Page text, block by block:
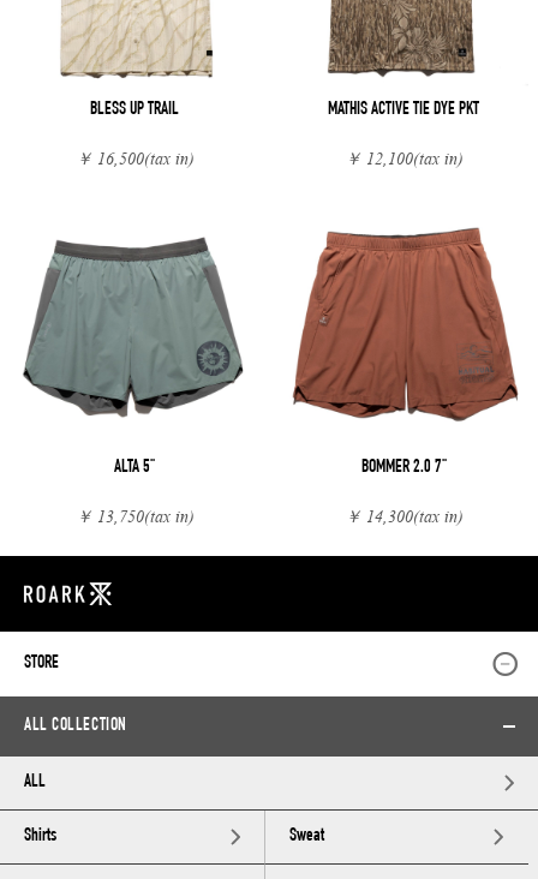
BLESS UP TRAIL
￥ 16,500(tax in)
MATHIS ACTIVE TIE DYE PKT
￥ 12,100(tax in)
ALTA 5"
￥ 13,750(tax in)
BOMMER 2.0 7"
￥ 14,300(tax in)
STORE
ALL COLLECTION
ALL
Shirts Sweat